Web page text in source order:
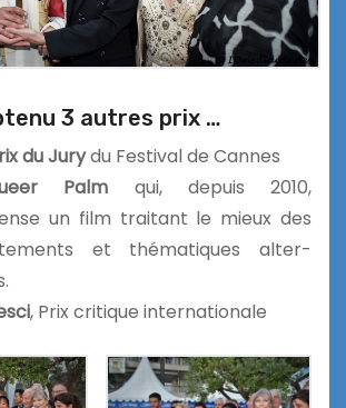
3 autres prix …
du Jurydu Festival de Cannes
Palm qui, depuis 2010,
un film traitant le mieux des
et thématiques alter-
, Prix critique internationale